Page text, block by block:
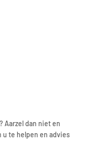
Aarzel dan niet en
u te helpen en advies